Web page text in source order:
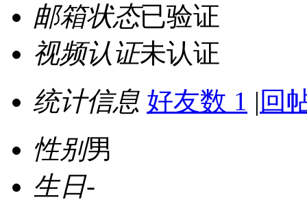
邮箱状态已验证
视频认证未认证
统计信息 好友数 1 | 回
性别男
生日-